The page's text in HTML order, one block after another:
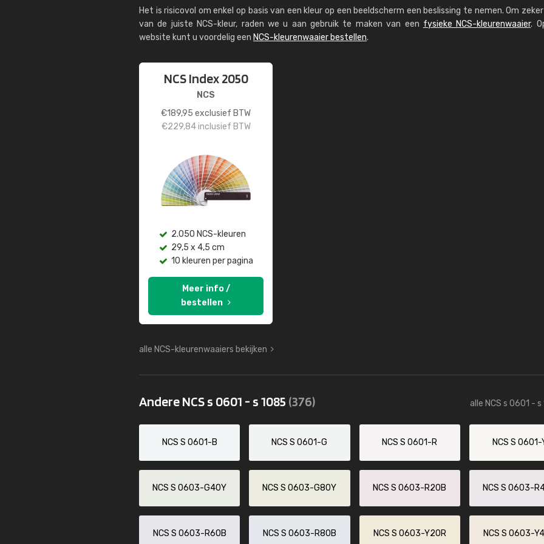
Het is risicovol om enkel op basis van een kleur op een beeldscherm een beslissing te nemen. Om
van de juiste NCS-kleur, raden we u aan gebruik te maken van een fysieke NCS-kleurenwaaier.
website kunt u voordelig een NCS-kleurenwaaier bestellen.
NCS Index 2050
NCS
€189,95 exclusief BTW
€229,84inclusief BTW
2.050 NCS-kleuren
29,5 x 4,5 cm
10 kleuren per pagina
Meer info /
bestellen
alle NCS-kleurenwaaiers bekijken
Andere NCS s 0601 - s 1085 (376) alle NCS s 0601 -
NCS S 0601-B NCS S 0601-G NCS S 0601-R NCS S 0601-
NCS S 0603-G40Y NCS S 0603-G80Y NCS S 0603-R20B NCS S 0603-
NCS S 0603-R60B NCS S 0603-R80B NCS S 0603-Y20R NCS S 0603-